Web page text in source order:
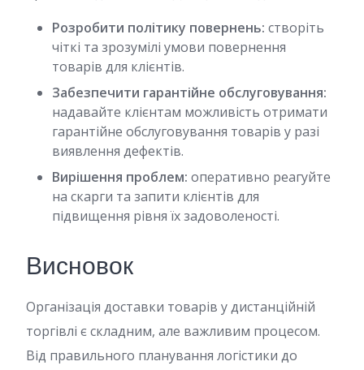
Розробити політику повернень: створіть
чіткі та зрозумілі умови повернення
товарів для клієнтів.
Забезпечити гарантійне обслуговування:
надавайте клієнтам можливість отримати
гарантійне обслуговування товарів у разі
виявлення дефектів.
Вирішення проблем: оперативно реагуйте
на скарги та запити клієнтів для
підвищення рівня їх задоволеності.
Висновок
Організація доставки товарів у дистанційній
торгівлі є складним, але важливим процесом.
Від правильного планування логістики до